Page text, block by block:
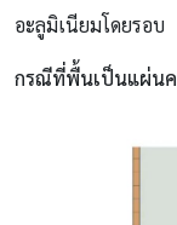
อะลูมิเนียมโดยรอบ
กรณีที่พื้นเป็นแผ่นค